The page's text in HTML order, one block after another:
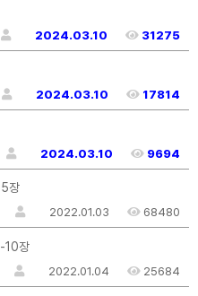
2024.03.10 31275
2024.03.10 17814
2024.03.10 9694
장
2022.01.03 68480
10장
2022.01.04 25684